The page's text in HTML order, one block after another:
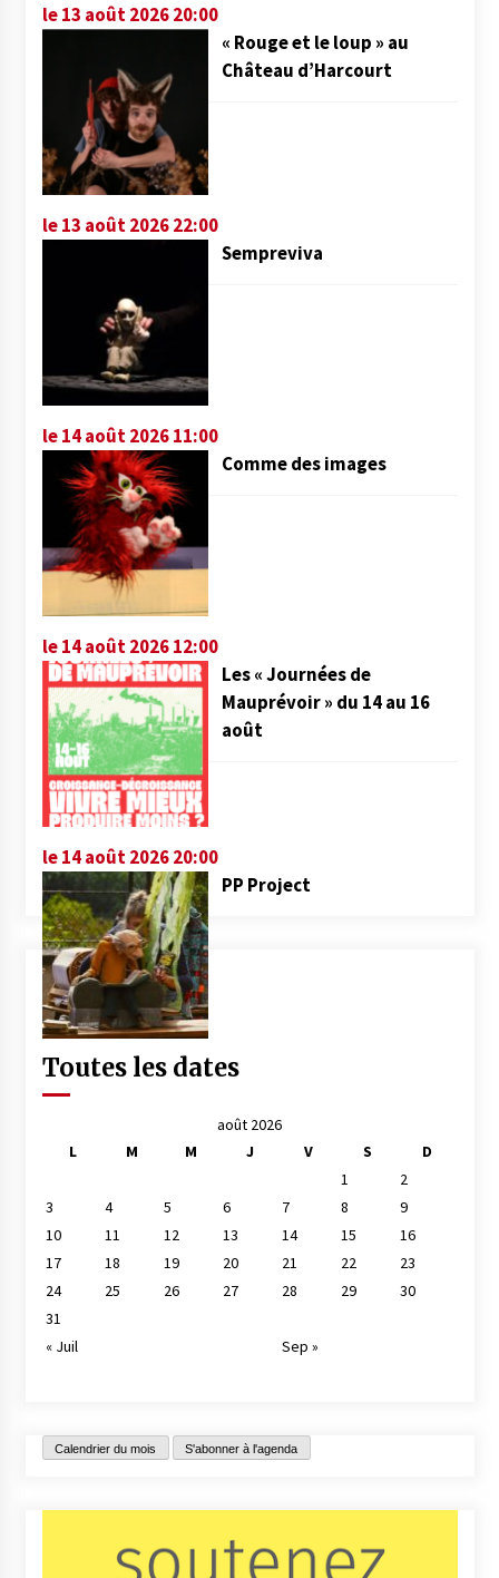
le 13 août 2026 20:00
« Rouge et le loup » au
Château d’Harcourt
le 13 août 2026 22:00
Sempreviva
le 14 août 2026 11:00
Comme des images
le 14 août 2026 12:00
Les « Journées de
Mauprévoir » du 14 au 16
août
le 14 août 2026 20:00
PP Project
Toutes les dates
août 2026
L
M M J V S
D
1
2
3
4 5 6 7 8
9
10
11 12 13 14 15
16
17
18 19 20 21 22
23
24
25 26 27 28 29
30
31
« Juil
Sep »
Calendrier du mois S'abonner à l'agenda